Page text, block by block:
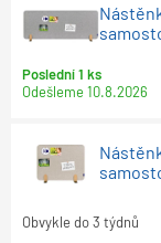
Poslední 1 ks
Odešleme10.8.2026
Obvykle do 3 týdnů